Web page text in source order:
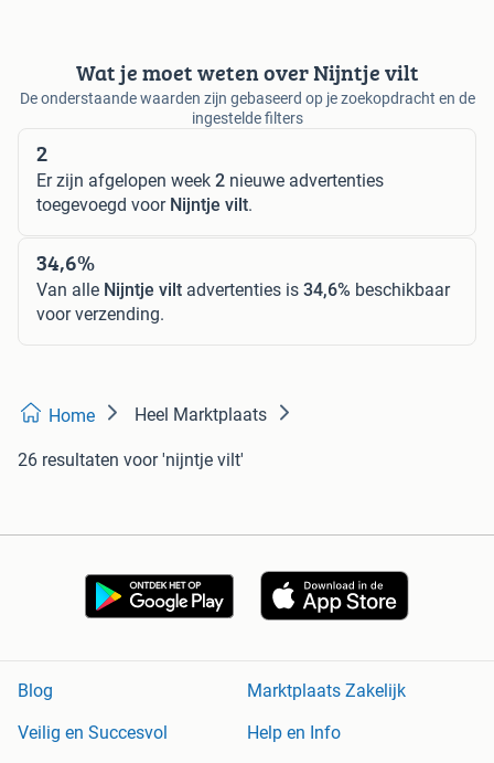
Wat je moet weten over Nijntje vilt
De onderstaande waarden zijn gebaseerd op je zoekopdracht en de
ingestelde filters
2
Er zijn afgelopen week 2 nieuwe advertenties
toegevoegd voor Nijntje vilt.
34,6%
Van alle Nijntje vilt advertenties is 34,6% beschikbaar
voor verzending.
Home Heel Marktplaats
26 resultaten voor 'nijntje vilt'
Blog
Marktplaats Zakelijk
Veilig en Succesvol
Help en Info